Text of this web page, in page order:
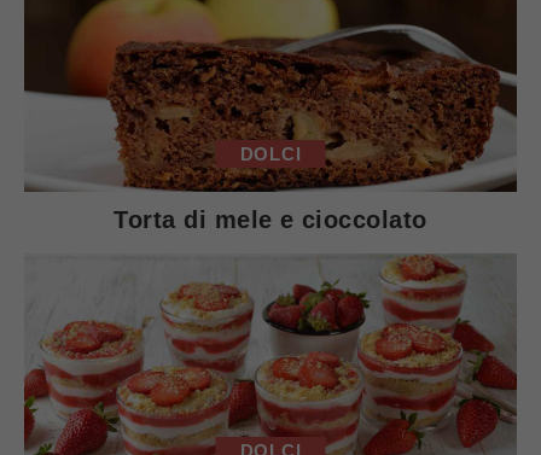
DOLCI
Torta di mele e cioccolato